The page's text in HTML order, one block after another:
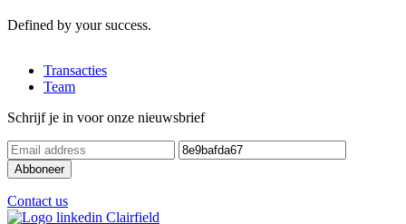
Defined by your success.
Transacties
Team
Schrijf je in voor onze nieuwsbrief
Contact us